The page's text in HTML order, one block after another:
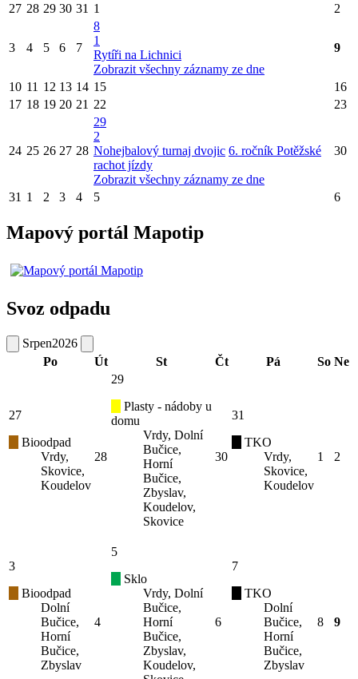
27 28 29 30 31 1 2
3 4 5 6 7
8
1
Rytíři na Lichnici
Zobrazit všechny záznamy ze dne
9
10 11 12 13 14 15
16
17 18 19 20 21 22 23
24 25 26 27 28
29
2
Nohejbalový turnaj dvojic 6. ročník Potěžské
rachot jízdy
Zobrazit všechny záznamy ze dne
30
31 1 2 3 4 5 6
Mapový portál Mapotip
Svoz odpadu
Srpen2026
Po
Út St Čt Pá So Ne
27
Bioodpad
Vrdy,
Skovice,
Koudelov
28
29
Plasty - nádoby u
domu
Vrdy, Dolní
Bučice,
Horní
Bučice,
Zbyslav,
Koudelov,
Skovice
30
31
TKO
Vrdy,
Skovice,
Koudelov
1 2
3
Bioodpad
Dolní
Bučice,
Horní
Bučice,
Zbyslav
4
5
Sklo
Vrdy, Dolní
Bučice,
Horní
Bučice,
Zbyslav,
Koudelov,
6
7
TKO
Dolní
Bučice,
Horní
Bučice,
Zbyslav
8 9